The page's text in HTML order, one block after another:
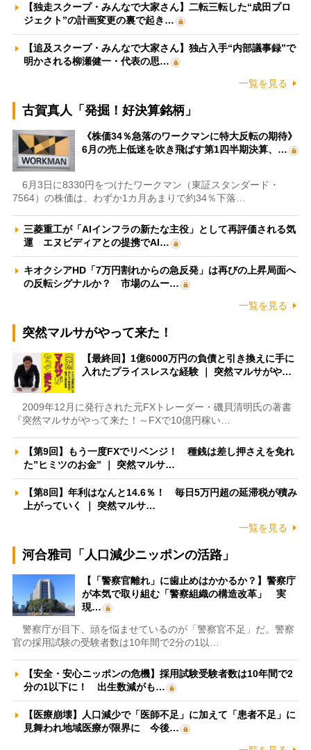
【独走スクープ・みんなで大家さん】二転三転した“成田プロ
ジェクト”の計画変更の裏で起き…
【追及スクープ・みんなで大家さん】独占入手“内部議事録”で
明かされる柳瀬健一・代表の思…
一覧を見る
古賀真人「発掘！好決算銘柄」
《株価34％急落のワークマンに特大反転の期待》
6月の売上低迷を吹き飛ばす第1四半期決算、…
6月3日に8330円をつけたワークマン（東証スタンダード・
7564）の株価は、わずか1カ月あまりで約34％下落…
三菱重工が「AIインフラの新たな主役」として再評価される気
運 エヌビディアとの提携でAI…
キオクシアHD「7万円割れからの急反発」は再びの上昇局面へ
の反転シグナルか？ 市場のムー…
一覧を見る
突然マルサがやって来た！
【最終回】1億6000万円の負債と引き換えに手に
入れたプライスレスな経験 ｜ 突然マルサがや…
2009年12月に発行された元FXトレーダー・磯貝清明氏の著書
『突然マルサがやって来た！～FXで10億円稼い…
【第9回】もう一度FXでリベンジ！ 種銭は差し押さえを免れ
た”ヒミツのお金” ｜ 突然マルサ…
【第8回】年利はなんと14.6％！ 毎日5万円超の延滞税が積み
上がっていく ｜ 突然マルサ…
一覧を見る
河合雅司「人口減少ニッポンの活路」
【「警察官離れ」に歯止めはかかるか？】警察庁
が本気で取り組む「警察組織の構造改革」 実
現…
警察庁が目下、頭を悩ませているのが「警察官不足」だ。警察
官の採用試験の受験者数は10年間で2分の1以…
【安全・安心ニッポンの危機】採用試験受験者数は10年間で2
分の1以下に！ 出生数減がも…
【医療崩壊】人口減少で「医師不足」に加えて「患者不足」に
見舞われ地域医療が限界に 今後…